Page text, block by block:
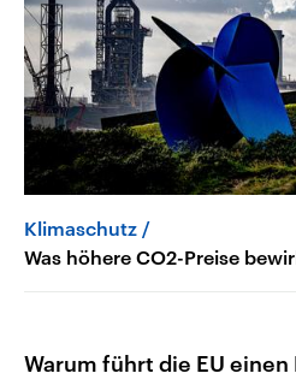
Klimaschutz
Was höhere CO2-Preise
Warum führt die EU